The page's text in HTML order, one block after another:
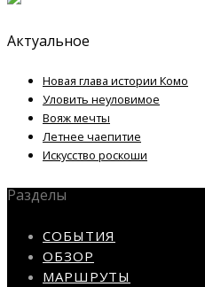
Актуальное
Новая глава истории Комо
Уловить неуловимое
Вояж мечты
Летнее чаепитие
Искусство роскоши
Разделы
СОБЫТИЯ
ОБЗОР
МАРШРУТЫ